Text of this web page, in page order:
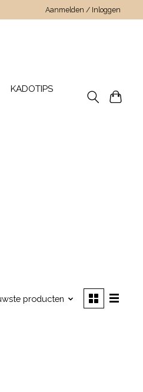
Aanmelden / Inloggen
KADOTIPS
producten